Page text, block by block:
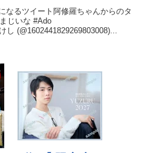
なるツイート阿修羅ちゃんからのタ
じいな #Ado
(@1602441829269803008)...